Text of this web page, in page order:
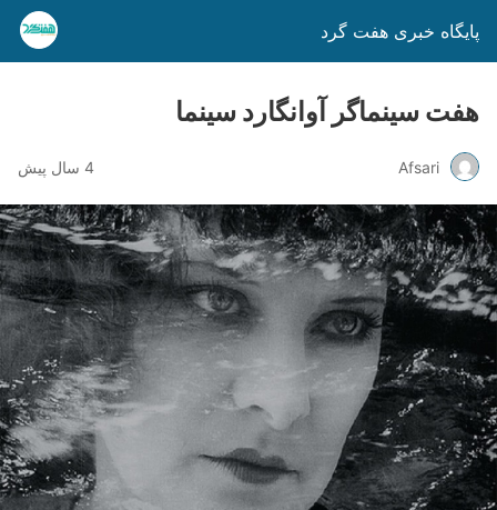
پایگاه خبری هفت گرد
هفت سینماگر آوانگارد سینما
Afsari 4 سال پیش